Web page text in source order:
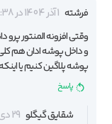
فرشته 1 آذر 1404 در 10:38
و داخل پوشه ادان هم کلی
پوشه پلاگین کنیم یا
پاسخ
شقایق گیگلو 29 دی 1404 در 13:46